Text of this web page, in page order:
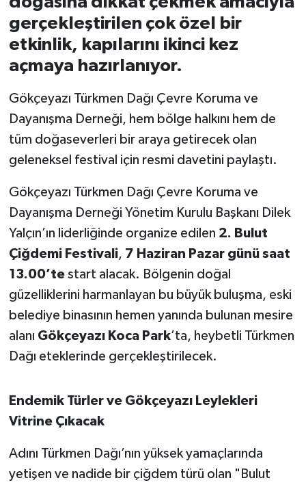
gerçekleştirilen çok özel bir
etkinlik, kapılarını ikinci kez
açmaya hazırlanıyor.
Gökçeyazı Türkmen Dağı Çevre Koruma ve
Dayanışma Derneği, hem bölge halkını hem de
tüm doğaseverleri bir araya getirecek olan
geleneksel festival için resmi davetini paylaştı.
Gökçeyazı Türkmen Dağı Çevre Koruma ve
Dayanışma Derneği Yönetim Kurulu Başkanı Dilek
Yalçın’ın liderliğinde organize edilen 2. Bulut
Çiğdemi Festivali, 7 Haziran Pazar günü saat
13.00’testart alacak. Bölgenin doğal
güzelliklerini harmanlayan bu büyük buluşma, eski
belediye binasının hemen yanında bulunan mesire
alanı Gökçeyazı Koca Park’ta, heybetli Türkmen
Dağı eteklerinde gerçekleştirilecek.
Endemik Türler ve Gökçeyazı Leylekleri
Vitrine Çıkacak
Adını Türkmen Dağı’nın yüksek yamaçlarında
yetişen ve nadide bir çiğdem türü olan "Bulut
İvrindi
KENT GÜNDEMİ
Kepsut
KÜLTÜR-SANAT
MANŞET
Manyas
OLAY
OTOMOTİV
Resmi İlanlar
Savaştepe
SEYAHAT